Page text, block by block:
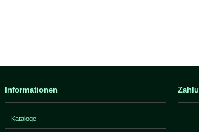
Informationen
Kataloge